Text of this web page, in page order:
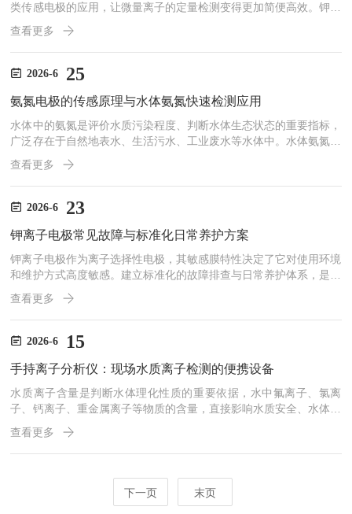
类传感电极的应用，让微量离子的定量检测变得更加简便高效。钾离
子电极作为专一性的离子传感器件，可针对性捕捉样品中的钾离子浓
度信号，凭借独特的传感特性，广泛应用于环境监测、生物分析、农
业检测等诸多场景，是理化检测工作中常用的传感设备。钾离子电极
的核心工作机制，基于离子选择性膜的电位响应特性。电极核心搭载
中钠离子、钙离子等其他常见离子的干扰作用具备一定抵御效果。
当...
查看更多
2026-6 25
氨氮电极的传感原理与水体氨氮快速检测应用
水体中的氨氮是评价水质污染程度、判断水体生态状态的重要指标，
广泛存在于自然地表水、生活污水、工业废水等水体中。水体氨氮含
量偏高，会造成水体富营养化，诱发藻类滋生、水体缺氧等问题，破
坏水域生态平衡。传统氨氮检测多依靠实验室分光光度法，预处理步
骤繁琐、检测周期较长，难以适配现场快速筛查与在线实时监测需
求。氨氮电极是基于离子选择性传感技术的检测器件，可直接感应水
统的核心传感配件。氨氮电极依靠专属离子感应机制完成浓度检测，
传...
查看更多
2026-6 23
钾离子电极常见故障与标准化日常养护方案
钾离子电极作为离子选择性电极，其敏感膜特性决定了它对使用环境
和维护方式高度敏感。建立标准化的故障排查与日常养护体系，是保
障测量准确性、延长电极寿命的核心。一、常见故障及成因分析定标
失败是最常见的故障，表现为仪器校准无法通过。其原因通常包括：
标准液缺失或变质、电极内部存在气泡、电极填充液耗尽或参比电极
老化。对于钾电极而言，当电极的mV值超出正常范围时，往往意味
后纯水冲洗，通常可延长电极使用寿命。斜率偏低或响应缓慢，表
现...
查看更多
2026-6 15
手持离子分析仪：现场水质离子检测的便携设备
水质离子含量是判断水体理化性质的重要依据，水中氟离子、氯离
子、钙离子、重金属离子等物质的含量，直接影响水质安全、水体生
态与工业用水质量。传统的离子检测多依托实验室大型设备完成，需
要采集水样带回实验室预处理、上机检测，整体流程耗时较长，难以
满足野外快速检测、现场应急排查的工作需求。手持离子分析仪是适
速检测，为水质筛查、现场采样分析提供便捷的检测方式。手持离子
分析仪的检测核心依托离子选择性电极技术实现。设备搭载对应的专
查看更多
下一页 末页